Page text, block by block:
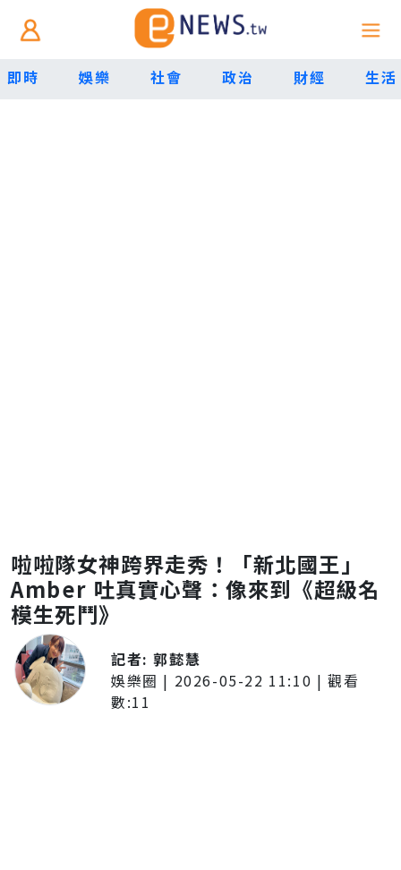
即時 娛樂 社會 政治 財經 生活
啦啦隊女神跨界走秀！「新北國王」
Amber 吐真實心聲：像來到《超級名
模生死鬥》
記者:郭懿慧
娛樂圈 | 2026-05-22 11:10 | 觀看
數:11